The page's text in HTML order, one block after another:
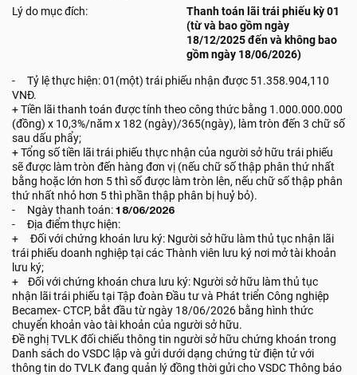
Lý do mục đích:
Thanh toán lãi trái phiếu kỳ 01
(từ và bao gồm ngày
18/12/2025 đến và không bao
gồm ngày 18/06/2026)
- Tỷ lệ thực hiện: 01(một) trái phiếu nhận được 51.358.904,110
VNĐ.
+ Tiền lãi thanh toán được tính theo công thức bằng 1.000.000.000
(đồng) x 10,3%/năm x 182 (ngày)/365(ngày), làm tròn đến 3 chữ số
sau dấu phẩy;
+ Tổng số tiền lãi trái phiếu thực nhận của người sở hữu trái phiếu
sẽ được làm tròn đến hàng đơn vị (nếu chữ số thập phân thứ nhất
bằng hoặc lớn hơn 5 thì số được làm tròn lên, nếu chữ số thập phân
thứ nhất nhỏ hơn 5 thì phần thập phân bị huỷ bỏ).
- Ngày thanh toán:18/06/2026
- Địa điểm thực hiện:
+ Đối với chứng khoán lưu ký: Người sở hữu làm thủ tục nhận lãi
trái phiếu doanh nghiệp tại các Thành viên lưu ký nơi mở tài khoản
lưu ký;
+ Đối với chứng khoán chưa lưu ký: Người sở hữu làm thủ tục
nhận lãi trái phiếu tại Tập đoàn Đầu tư và Phát triển Công nghiệp
Becamex- CTCP, bắt đầu từ ngày 18/06/2026 bằng hình thức
chuyển khoản vào tài khoản của người sở hữu.
Đề nghị TVLK đối chiếu thông tin người sở hữu chứng khoán trong
Danh sách do VSDC lập và gửi dưới dạng chứng từ điện tử với
thông tin do TVLK đang quản lý đồng thời gửi cho VSDC Thông báo